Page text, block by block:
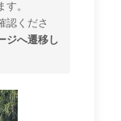
。
認くださ
ジへ遷移し